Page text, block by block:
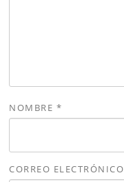
NOMBRE *
CORREO ELECTRÓNICO